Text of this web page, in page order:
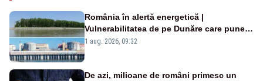
România în alertă energetică |
Vulnerabilitatea de pe Dunăre care pune
în pericol Centrala Cernavodă era
1 aug. 2026, 09:32
De azi, milioane de români primesc un